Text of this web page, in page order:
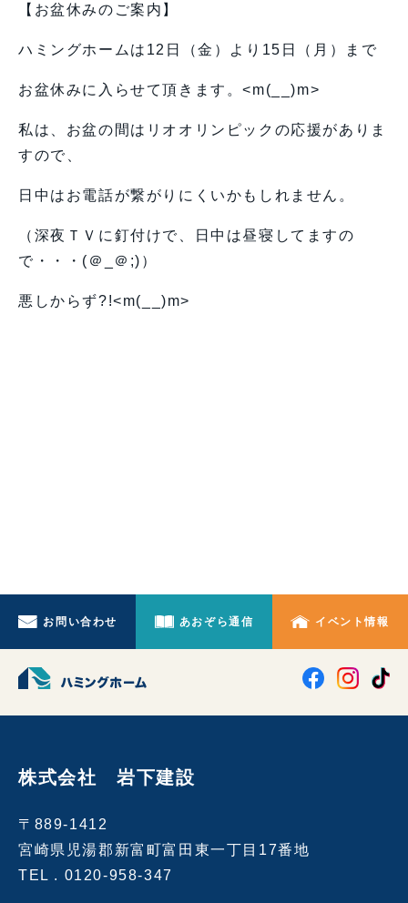
【お盆休みのご案内】
ハミングホームは12日（金）より15日（月）まで
お盆休みに入らせて頂きます。<m(__)m>
私は、お盆の間はリオオリンピックの応援がありま
すので、
日中はお電話が繋がりにくいかもしれません。
（深夜ＴＶに釘付けで、日中は昼寝してますの
で・・・(＠_＠;)）
悪しからず?!<m(__)m>
お問い合わせ あおぞら通信 イベント情報
株式会社 岩下建設
〒889-1412
宮崎県児湯郡新富町富田東一丁目17番地
TEL . 0120-958-347